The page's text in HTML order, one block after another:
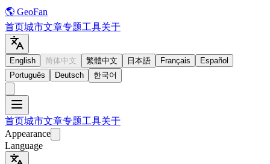
🌎 GeoFan
首页城市文章专题工具关于
English 简体中文 繁體中文 日本語 Français
Español
Português
Deutsch 한국어
首页城市文章专题工具关于
Appearance
Language